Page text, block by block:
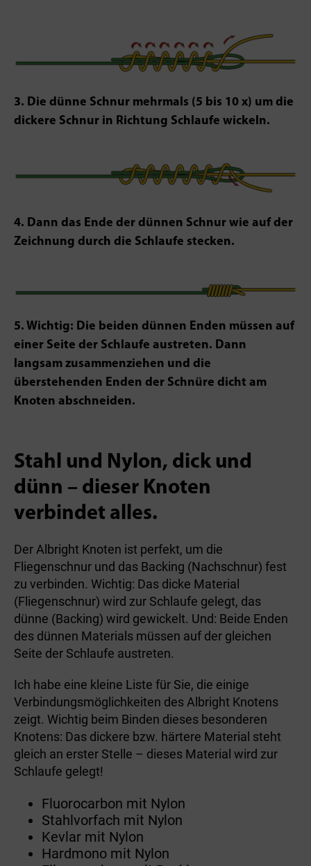
3. Die dünne Schnur mehrmals (5 bis 10 x) um die
dickere Schnur in Richtung Schlaufe wickeln.
4. Dann das Ende der dünnen Schnur wie auf der
Zeichnung durch die Schlaufe stecken.
5. Wichtig: Die beiden dünnen Enden müssen auf
einer Seite der Schlaufe austreten. Dann
langsam zusammenziehen und die
überstehenden Enden der Schnüre dicht am
Knoten abschneiden.
Stahl und Nylon, dick und
dünn – dieser Knoten
verbindet alles.
Der Albright Knoten ist perfekt, um die
Fliegenschnur und das Backing (Nachschnur) fest
zu verbinden. Wichtig: Das dicke Material
(Fliegenschnur) wird zur Schlaufe gelegt, das
dünne (Backing) wird gewickelt. Und: Beide Enden
des dünnen Materials müssen auf der gleichen
Seite der Schlaufe austreten.
Ich habe eine kleine Liste für Sie, die einige
Verbindungsmöglichkeiten des Albright Knotens
zeigt. Wichtig beim Binden dieses besonderen
Knotens: Das dickere bzw. härtere Material steht
gleich an erster Stelle – dieses Material wird zur
Schlaufe gelegt!
Fluorocarbon mit Nylon
Stahlvorfach mit Nylon
Kevlar mit Nylon
Hardmono mit Nylon